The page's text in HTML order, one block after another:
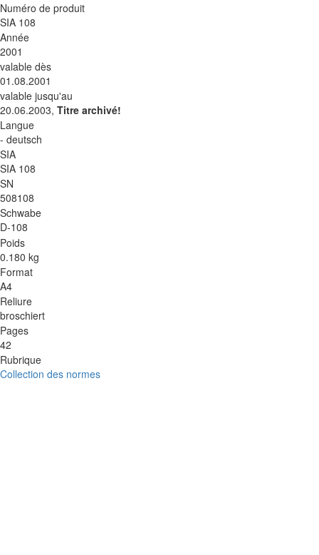
Numéro de produit
SIA 108
Année
2001
valable dès
01.08.2001
valable jusqu'au
20.06.2003, Titre archivé!
Langue
- deutsch
SIA
SIA 108
SN
508108
Schwabe
D-108
Poids
0.180 kg
Format
A4
Reliure
broschiert
Pages
42
Rubrique
Collection des normes